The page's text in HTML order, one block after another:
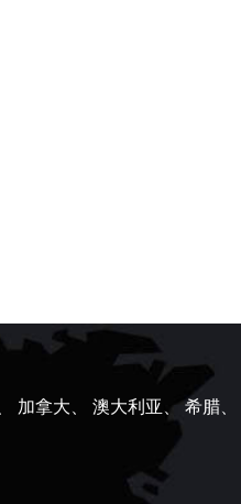
加拿大、 澳大利亚、 希腊、